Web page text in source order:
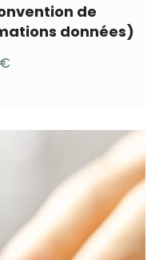
de
données)
€